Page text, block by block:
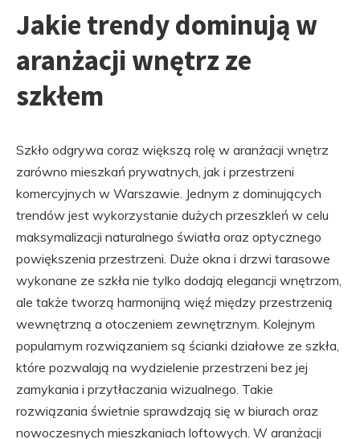
Jakie trendy dominują w
aranżacji wnętrz ze
szkłem
Szkło odgrywa coraz większą rolę w aranżacji wnętrz
zarówno mieszkań prywatnych, jak i przestrzeni
komercyjnych w Warszawie. Jednym z dominujących
trendów jest wykorzystanie dużych przeszkleń w celu
maksymalizacji naturalnego światła oraz optycznego
powiększenia przestrzeni. Duże okna i drzwi tarasowe
wykonane ze szkła nie tylko dodają elegancji wnętrzom,
ale także tworzą harmonijną więź między przestrzenią
wewnętrzną a otoczeniem zewnętrznym. Kolejnym
popularnym rozwiązaniem są ścianki działowe ze szkła,
które pozwalają na wydzielenie przestrzeni bez jej
zamykania i przytłaczania wizualnego. Takie
rozwiązania świetnie sprawdzają się w biurach oraz
nowoczesnych mieszkaniach loftowych. W aranżacji